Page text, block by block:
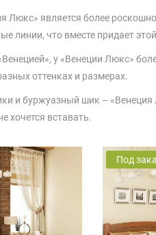
Люкс» является более
линии, что вместе придает
у «Венеции Люкс»
оттенках и размерах.
и буржуазный шик – «Венеция
хочется вставать.
Под